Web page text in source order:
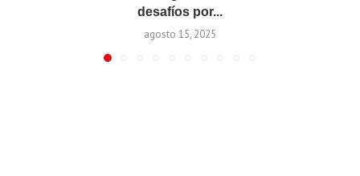
desafíos por...
agosto 15, 2025